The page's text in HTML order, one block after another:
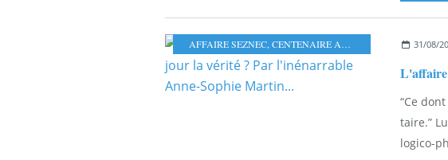
AFFAIRE SEZNEC, CENTENAIRE AFFAIRE SEZNEC ,31/08/
“Ce
taire.”
logico-